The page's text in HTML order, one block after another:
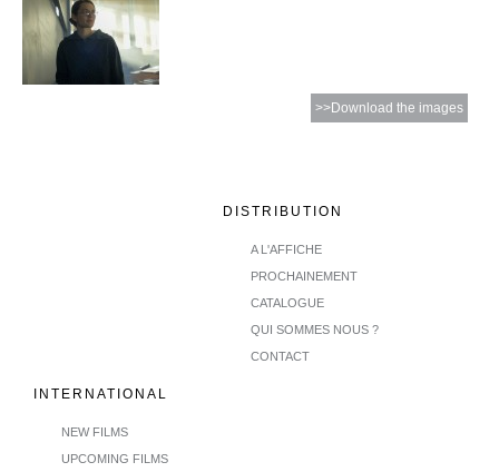
>>Download the images
DISTRIBUTION
A L'AFFICHE
PROCHAINEMENT
CATALOGUE
QUI SOMMES NOUS ?
CONTACT
INTERNATIONAL
NEW FILMS
UPCOMING FILMS